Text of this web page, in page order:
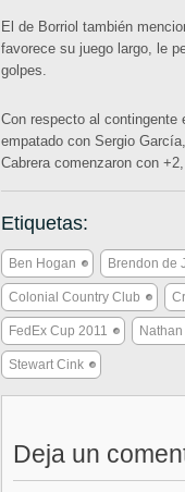
El de Borriol también
favorece su juego largo, le
golpes.
Con respecto al contingente
empatado con Sergio
Cabrera comenzaron con
Etiquetas:
Ben Hogan Brendon de
Colonial Country Club
FedEx Cup 2011
Stewart Cink
Deja un